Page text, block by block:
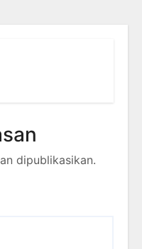
dipublikasikan.